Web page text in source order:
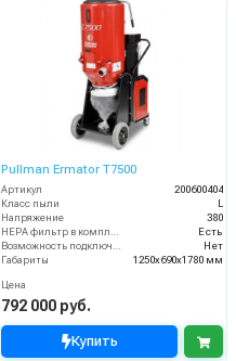
Pullman Ermator T7500
Артикул
200600404
Класс пыли
L
Напряжение
380
HEPA фильтр в комплекте
Есть
Возможность подключения электрощетки
Нет
Габариты
1250х690х1780 мм
Цена
792 000 руб.
Купить